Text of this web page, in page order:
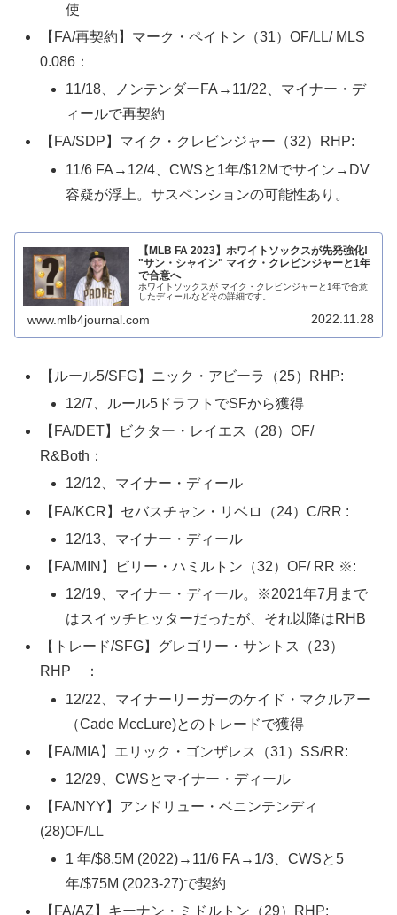
使
【FA/再契約】マーク・ペイトン（31）OF/LL/ MLS
0.086：
11/18、ノンテンダーFA→11/22、マイナー・デ
ィールで再契約
【FA/SDP】マイク・クレビンジャー（32）RHP:
11/6 FA→12/4、CWSと1年/$12Mでサイン→DV
容疑が浮上。サスペンションの可能性あり。
【MLB FA 2023】ホワイトソックスが先発強化!
"サン・シャイン" マイク・クレビンジャーと1年
で合意へ
ホワイトソックスが マイク・クレビンジャーと1年で合意
したディールなどその詳細です。
www.mlb4journal.com 2022.11.28
【ルール5/SFG】ニック・アビーラ（25）RHP:
12/7、ルール5ドラフトでSFから獲得
【FA/DET】ビクター・レイエス（28）OF/
R&Both：
12/12、マイナー・ディール
【FA/KCR】セバスチャン・リベロ（24）C/RR :
12/13、マイナー・ディール
【FA/MIN】ビリー・ハミルトン（32）OF/ RR ※:
12/19、マイナー・ディール。※2021年7月まで
はスイッチヒッターだったが、それ以降はRHB
【トレード/SFG】グレゴリー・サントス（23）
RHP ：
12/22、マイナーリーガーのケイド・マクルアー
（Cade MccLure)とのトレードで獲得
【FA/MIA】エリック・ゴンザレス（31）SS/RR:
12/29、CWSとマイナー・ディール
【FA/NYY】アンドリュー・ベニンテンディ
(28)OF/LL
1 年/$8.5M (2022)→11/6 FA→1/3、CWSと5
年/$75M (2023-27)で契約
【FA/AZ】キーナン・ミドルトン（29）RHP: